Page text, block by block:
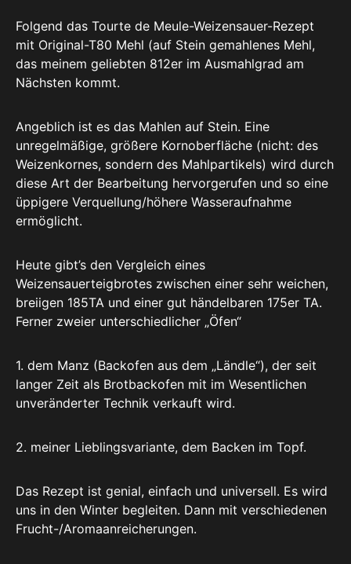
Folgend das Tourte de Meule-Weizensauer-Rezept
mit Original-T80 Mehl (auf Stein gemahlenes Mehl,
das meinem geliebten 812er im Ausmahlgrad am
Nächsten kommt.
Angeblich ist es das Mahlen auf Stein. Eine
unregelmäßige, größere Kornoberfläche (nicht: des
Weizenkornes, sondern des Mahlpartikels) wird durch
diese Art der Bearbeitung hervorgerufen und so eine
üppigere Verquellung/höhere Wasseraufnahme
ermöglicht.
Heute gibt’s den Vergleich eines
Weizensauerteigbrotes zwischen einer sehr weichen,
breiigen 185TA und einer gut händelbaren 175er TA.
Ferner zweier unterschiedlicher „Öfen“
1. dem Manz (Backofen aus dem „Ländle“), der seit
langer Zeit als Brotbackofen mit im Wesentlichen
unveränderter Technik verkauft wird.
2. meiner Lieblingsvariante, dem Backen im Topf.
Das Rezept ist genial, einfach und universell. Es wird
uns in den Winter begleiten. Dann mit verschiedenen
Frucht-/Aromaanreicherungen.